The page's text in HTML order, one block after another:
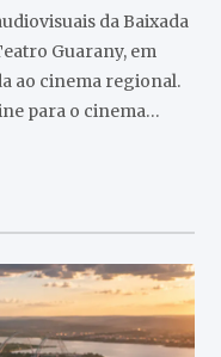
da Baixada
Guarany, em
ao cinema regional.
para o cinema…